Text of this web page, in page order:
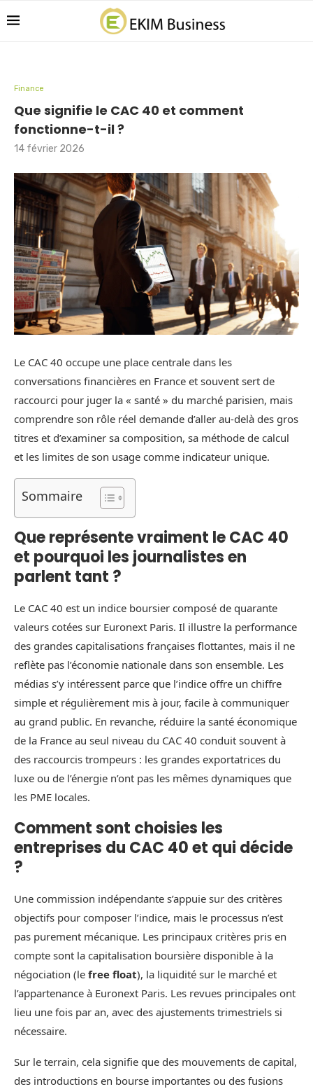
Finance
Que signifie le CAC 40 et comment
fonctionne-t-il ?
14 février 2026
Le CAC 40 occupe une place centrale dans les
conversations financières en France et souvent sert de
raccourci pour juger la « santé » du marché parisien, mais
comprendre son rôle réel demande d’aller au‑delà des gros
titres et d’examiner sa composition, sa méthode de calcul
et les limites de son usage comme indicateur unique.
Sommaire
Que représente vraiment le CAC 40
et pourquoi les journalistes en
parlent tant ?
Le CAC 40 est un indice boursier composé de quarante
valeurs cotées sur Euronext Paris. Il illustre la performance
des grandes capitalisations françaises flottantes, mais il ne
reflète pas l’économie nationale dans son ensemble. Les
médias s’y intéressent parce que l’indice offre un chiffre
simple et régulièrement mis à jour, facile à communiquer
au grand public. En revanche, réduire la santé économique
de la France au seul niveau du CAC 40 conduit souvent à
des raccourcis trompeurs : les grandes exportatrices du
luxe ou de l’énergie n’ont pas les mêmes dynamiques que
les PME locales.
Comment sont choisies les
entreprises du CAC 40 et qui décide
?
Une commission indépendante s’appuie sur des critères
objectifs pour composer l’indice, mais le processus n’est
pas purement mécanique. Les principaux critères pris en
compte sont la capitalisation boursière disponible à la
négociation (le free float), la liquidité sur le marché et
l’appartenance à Euronext Paris. Les revues principales ont
lieu une fois par an, avec des ajustements trimestriels si
nécessaire.
Sur le terrain, cela signifie que des mouvements de capital,
des introductions en bourse importantes ou des fusions